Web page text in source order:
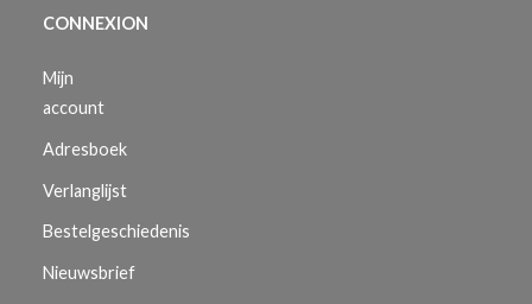
CONNEXION
Mijn
account
Adresboek
Verlanglijst
Bestelgeschiedenis
Nieuwsbrief